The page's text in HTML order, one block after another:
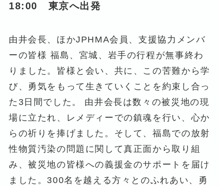
18:00 東京へ出発
由井会長、ほかJPHMA会員、支援協力メンバ
ーの皆様 福島、宮城、岩手の行程が無事終わ
りました。皆様と会い、共に、この苦難から学
び、勇気をもって生きていくことを約束し合っ
た3日間でした。 由井会長は数々の被災地の現
場に立たれ、レメディーでの鎮魂を行い、心か
らの祈りを捧げました。そして、福島での放射
性物質汚染の問題に関して真正面から取り組
み、被災地の皆様への義援金のサポートを届け
ました。300名を越える方々とのふれあい、勇